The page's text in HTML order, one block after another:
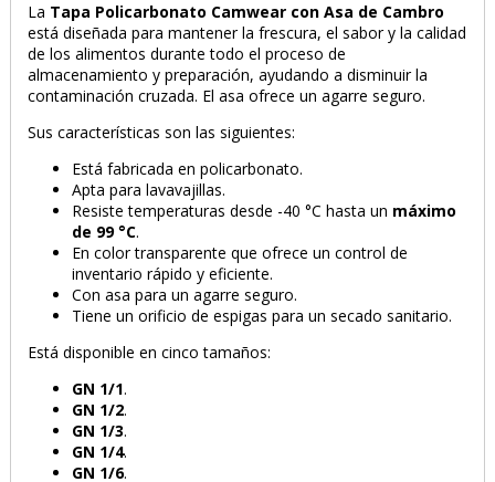
La Tapa Policarbonato Camwear con Asa de Cambro
está diseñada para mantener la frescura, el sabor y la calidad
de los alimentos durante todo el proceso de
almacenamiento y preparación, ayudando a disminuir la
contaminación cruzada. El asa ofrece un agarre seguro.
Sus características son las siguientes:
Está fabricada en policarbonato.
Apta para lavavajillas.
Resiste temperaturas desde -40 °C hasta un máximo
de 99 °C.
En color transparente que ofrece un control de
inventario rápido y eficiente.
Con asa para un agarre seguro.
Tiene un orificio de espigas para un secado sanitario.
Está disponible en cinco tamaños:
GN 1/1.
GN 1/2.
GN 1/3.
GN 1/4.
GN 1/6.